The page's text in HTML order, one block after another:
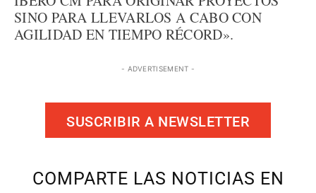
SINO PARA LLEVARLOS A CABO CON
AGILIDAD EN TIEMPO RÉCORD».
- ADVERTISEMENT -
SUSCRIBIR A NEWSLETTER
COMPARTE LAS NOTICIAS EN